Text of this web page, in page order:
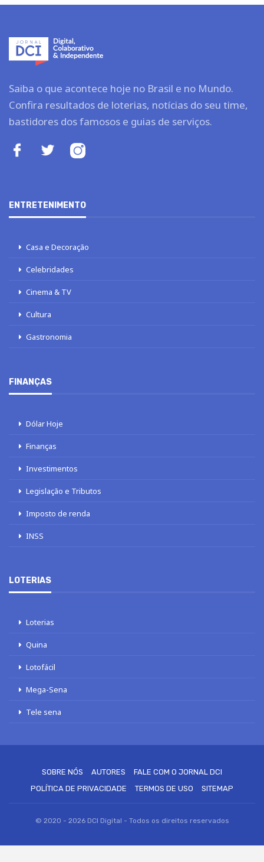
Saiba o que acontece hoje no Brasil e no Mundo.
Confira resultados de loterias, notícias do seu time,
bastidores dos famosos e guias de serviços.
ENTRETENIMENTO
Casa e Decoração
Celebridades
Cinema & TV
Cultura
Gastronomia
FINANÇAS
Dólar Hoje
Finanças
Investimentos
Legislação e Tributos
Imposto de renda
INSS
LOTERIAS
Loterias
Quina
Lotofácil
Mega-Sena
Tele sena
SOBRE NÓS AUTORES
FALE COM O JORNAL DCI
POLÍTICA DE PRIVACIDADE
TERMOS DE USO SITEMAP
© 2020 - 2026 DCI Digital - Todos os direitos reservados